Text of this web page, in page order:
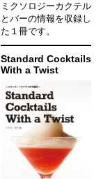
ミクソロジーカクテル
とバーの情報を収録し
た１冊です。
Standard Cocktails
With a Twist